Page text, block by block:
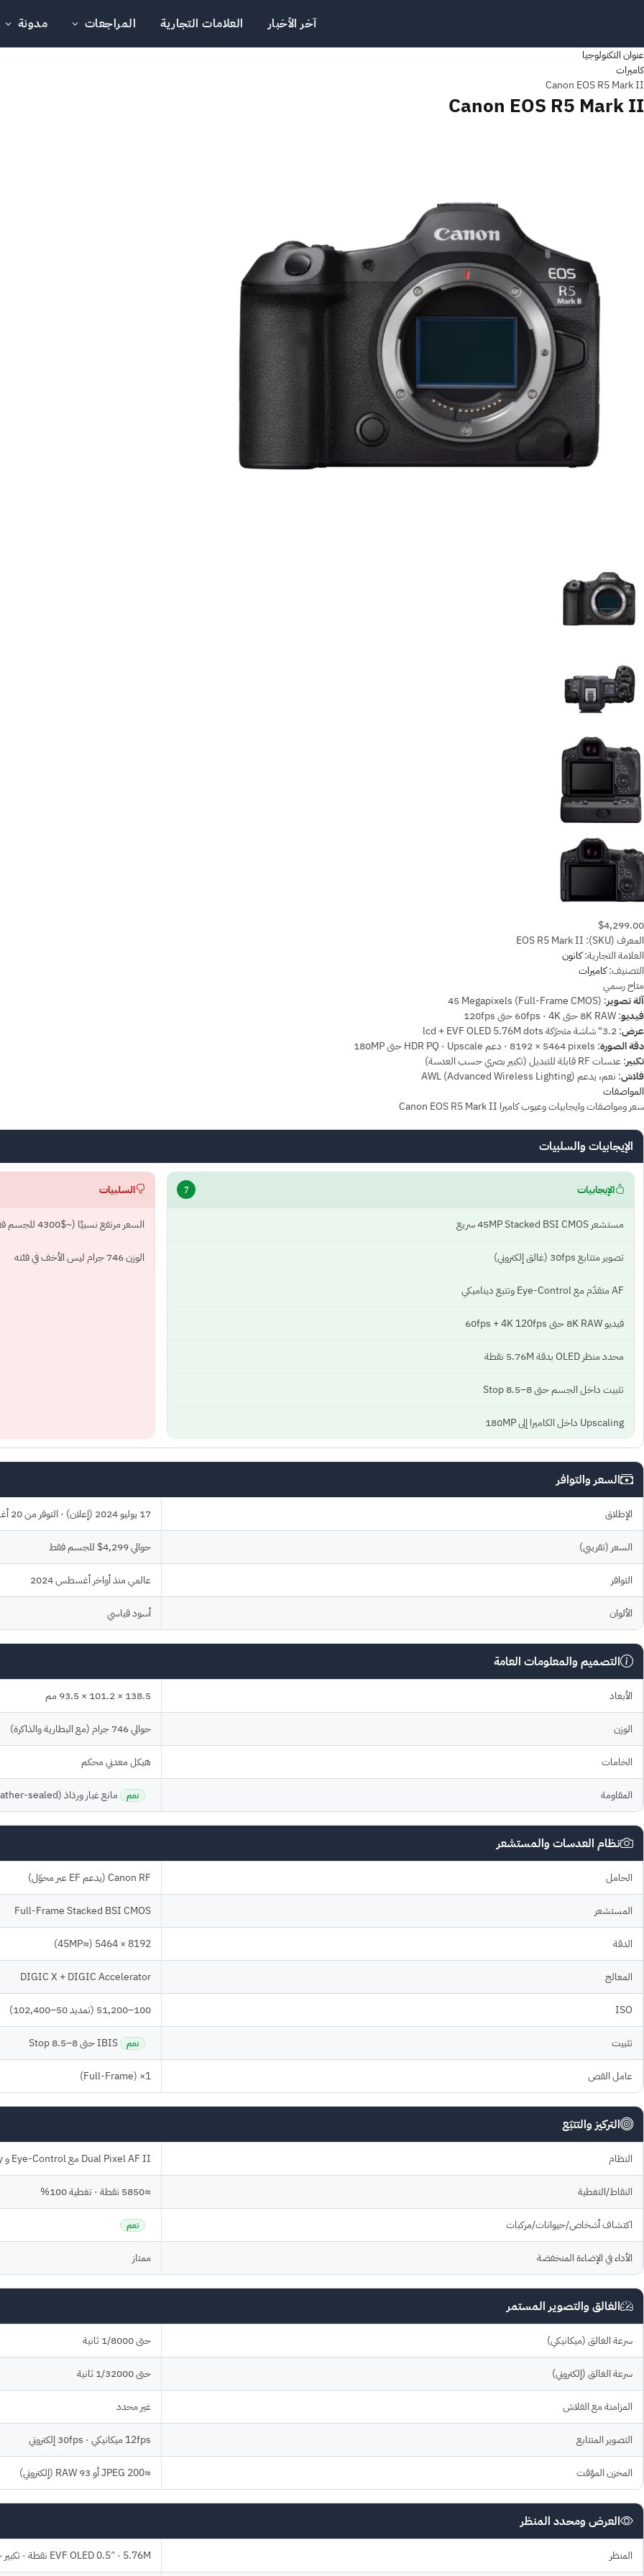
آخر الأخبار العلامات التجارية المراجعات مدونة
عنوان التكنولوجيا
كاميرات
Canon EOS R5 Mark II
Canon EOS R5 Mark II
$4,299.00
المعرف (SKU):
EOS R5 Mark II
العلامة التجارية:كانون
التصنيف:كاميرات
متاحرسمي
آلة تصوير:
‎45 Megapixels (Full-Frame CMOS)
فيديو:‎8K RAW حتى 60fps · 4K حتى 120fps
عرض:3.2" شاشة متحرّكة lcd + EVF OLED 5.76M dots
دقة الصورة: ‎8192 × 5464 pixels · دعم HDR PQ · Upscale حتى 180MP
تكبير:عدسات RF قابلة للتبديل (تكبير بصري حسب العدسة)
فلاش: نعم، يدعم AWL (Advanced Wireless Lighting)
المواصفات
سعر ومواصفات وايجابيات وعيوب كاميرا Canon EOS R5 Mark II
الإيجابيات والسلبيات
الإيجابيات 7
مستشعر 45MP Stacked BSI CMOS سريع
تصوير متتابع 30fps (غالق إلكتروني)
AF متقدّم مع Eye-Control وتتبع ديناميكي
فيديو 8K RAW حتى 60fps + 4K 120fps
محدد منظر OLED بدقة 5.76M نقطة
تثبيت داخل الجسم حتى 8–8.5 Stop
Upscaling داخل الكاميرا إلى 180MP
السلبيات
السعر مرتفع نسبيًا (~$4300 للجسم فقط)
الوزن 746 جرام ليس الأخف في فئته
السعر والتوافر
الإطلاق 17 يوليو 2024 (إعلان) · التوفر من 20 أغسطس 2024
السعر (تقريبي) حوالي 4,299$ للجسم فقط
التوافر عالمي منذ أواخر أغسطس 2024
الألوان أسود قياسي
التصميم والمعلومات العامة
الأبعاد 138.5 × 101.2 × 93.5 مم
الوزن حوالي 746 جرام (مع البطارية والذاكرة)
الخامات هيكل معدني محكم
المقاومة نعم مانع غبار ورذاذ (Weather-sealed)
نظام العدسات والمستشعر
الحامل Canon RF (يدعم EF عبر محوّل)
المستشعر Full-Frame Stacked BSI CMOS
الدقة 8192 × 5464 (≈45MP)
المعالج DIGIC X + DIGIC Accelerator
ISO 100–51,200 (تمديد 50–102,400)
تثبيت نعم
عامل القص 1× (Full-Frame)
التركيز والتتبّع
النظام Dual Pixel AF II مع Eye-Control و Action Priority
النقاط/التغطية ≈5850 نقطة · تغطية 100%
اكتشاف أشخاص/حيوانات/مركبات نعم
الأداء في الإضاءة المنخفضة ممتاز
الغالق والتصوير المستمر
سرعة الغالق (ميكانيكي) حتى 1/8000 ثانية
سرعة الغالق (إلكتروني) حتى 1/32000 ثانية
المزامنة مع الفلاش غير محدد
التصوير المتتابع 12fps ميكانيكي · 30fps إلكتروني
المخزن المؤقت ≈200 JPEG أو 93 RAW (إلكتروني)
العرض ومحدد المنظر
المنظر EVF OLED 0.5″ · 5.76M نقطة · تكبير ~0.9×